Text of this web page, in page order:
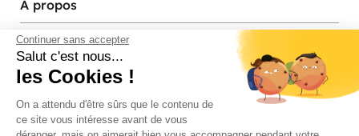
Continuer sans accepter
Salut c'est nous...
les Cookies !
On a attendu d'être sûrs que le contenu de
ce site vous intéresse avant de vous
À propos
Services et contact
Magasins et Showrooms